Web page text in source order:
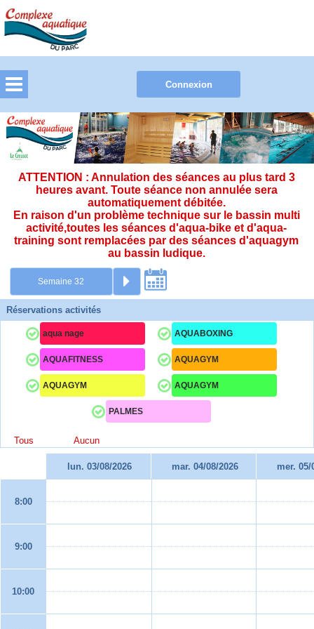
ATTENTION : Annulation des séances au plus tard 3
heures avant. Toute séance non annulée sera
automatiquement débitée.
En raison d'un problème technique sur le bassin multi
activité,toutes les séances d'aqua-bike et d'aqua-
training sont remplacées par des séances d'aquagym
au bassin ludique.
Réservations activités
aqua nage AQUABOXING
AQUAFITNESS AQUAGYM
AQUAGYM AQUAGYM
PALMES
Tous Aucun
lun. 03/08/2026 mar. 04/08/2026 mer. 05/
8:00
9:00
10:00